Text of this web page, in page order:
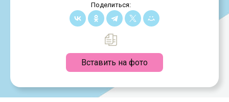
Поделиться:
Вставить на фото